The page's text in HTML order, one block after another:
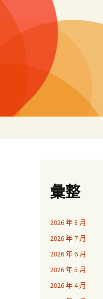
彙整
2026 年 8 月
2026 年 7 月
2026 年 6 月
2026 年 5 月
2026 年 4 月